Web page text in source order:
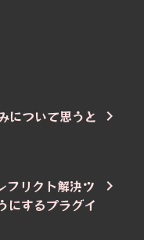
ついて思うと
リクト解決ツ
にするプラグイ